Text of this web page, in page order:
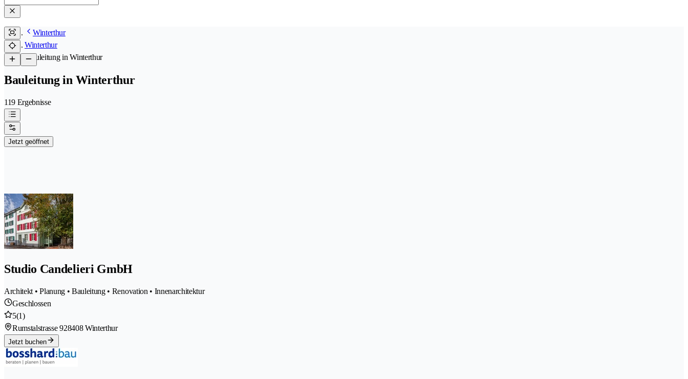
Winterthur
Winterthur
/Bauleitung in Winterthur
Bauleitung in Winterthur
119 Ergebnisse
Jetzt geöffnet
Studio Candelieri GmbH
Architekt • Planung • Bauleitung • Renovation • Innenarchitektur
Geschlossen
5(1)
Rumstalstrasse 928408 Winterthur
Jetzt buchen